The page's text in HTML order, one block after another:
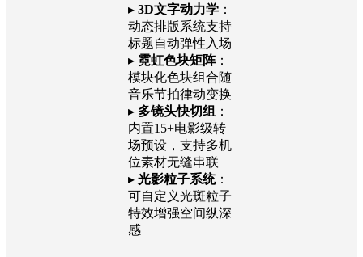
▸ 3D文字动力学 ：
动态排版系统支持
标题自动弹性入场
▸ 霓虹色块矩阵：
模块化色块组合随
音乐节拍律动变换
▸ 多镜头快切组 ：
内置15+电影级转
场预设，支持多机
位素材无缝串联
▸ 光影粒子系统：
可自定义光斑粒子
特效增强空间纵深
感